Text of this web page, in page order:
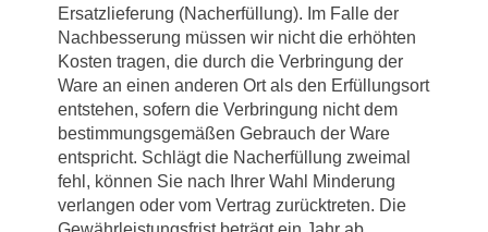
Ersatzlieferung (Nacherfüllung). Im Falle der
Nachbesserung müssen wir nicht die erhöhten
Kosten tragen, die durch die Verbringung der
Ware an einen anderen Ort als den Erfüllungsort
entstehen, sofern die Verbringung nicht dem
bestimmungsgemäßen Gebrauch der Ware
entspricht. Schlägt die Nacherfüllung zweimal
fehl, können Sie nach Ihrer Wahl Minderung
verlangen oder vom Vertrag zurücktreten. Die